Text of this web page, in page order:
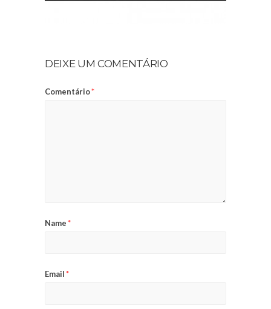
DEIXE UM COMENTÁRIO
Comentário*
Name*
Email*